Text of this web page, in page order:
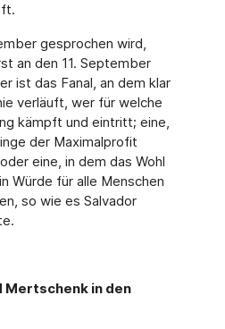
gesprochen wird,
an den 11. September
ist das Fanal, an dem klar
verläuft, wer für welche
kämpft und eintritt; eine,
der Maximalprofit
eine, in dem das Wohl
Würde für alle Menschen
so wie es Salvador
Mertschenk in den